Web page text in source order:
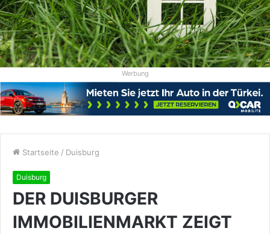
Werbung
Startseite / Duisburg
Duisburg
DER DUISBURGER
IMMOBILIENMARKT ZEIGT